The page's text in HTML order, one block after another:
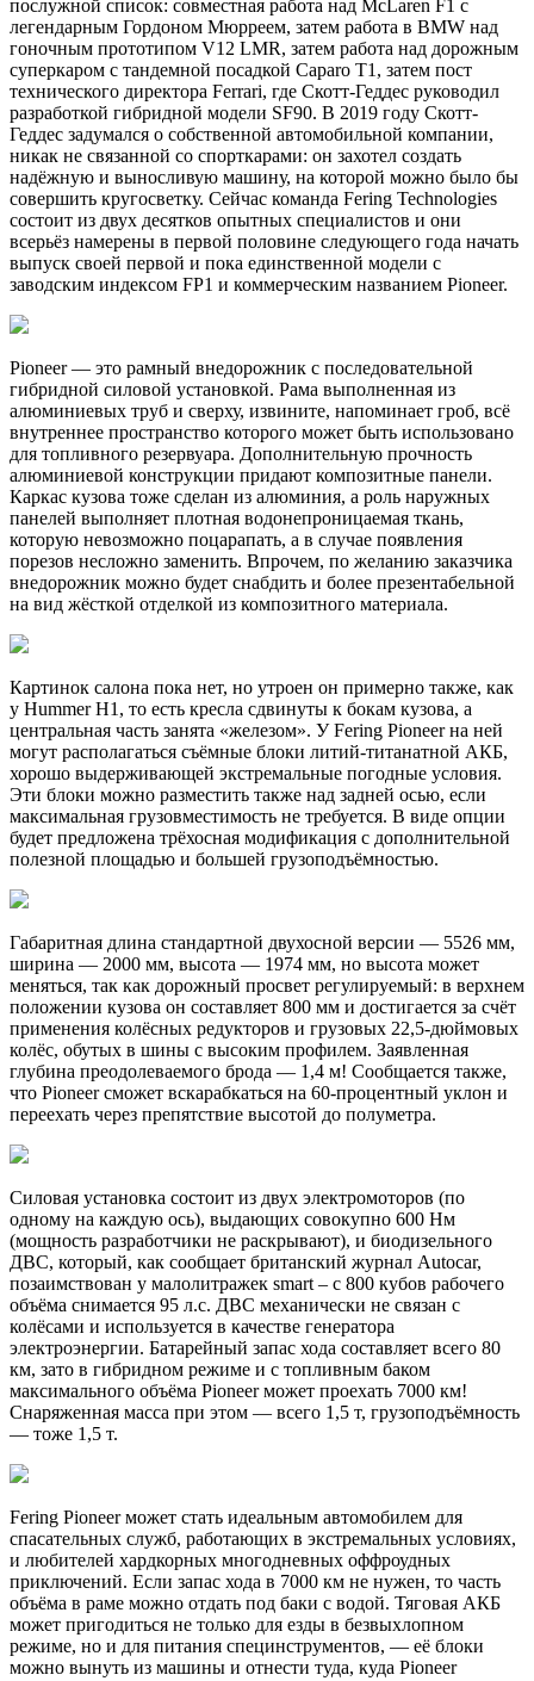
послужной список: совместная работа над McLaren F1 с
легендарным Гордоном Мюрреем, затем работа в BMW над
гоночным прототипом V12 LMR, затем работа над дорожным
суперкаром с тандемной посадкой Caparo T1, затем пост
технического директора Ferrari, где Скотт-Геддес руководил
разработкой гибридной модели SF90. В 2019 году Скотт-
Геддес задумался о собственной автомобильной компании,
никак не связанной со спорткарами: он захотел создать
надёжную и выносливую машину, на которой можно было бы
совершить кругосветку. Сейчас команда Fering Technologies
состоит из двух десятков опытных специалистов и они
всерьёз намерены в первой половине следующего года начать
выпуск своей первой и пока единственной модели с
заводским индексом FP1 и коммерческим названием Pioneer.
Pioneer — это рамный внедорожник с последовательной
гибридной силовой установкой. Рама выполненная из
алюминиевых труб и сверху, извините, напоминает гроб, всё
внутреннее пространство которого может быть использовано
для топливного резервуара. Дополнительную прочность
алюминиевой конструкции придают композитные панели.
Каркас кузова тоже сделан из алюминия, а роль наружных
панелей выполняет плотная водонепроницаемая ткань,
которую невозможно поцарапать, а в случае появления
порезов несложно заменить. Впрочем, по желанию заказчика
внедорожник можно будет снабдить и более презентабельной
на вид жёсткой отделкой из композитного материала.
Картинок салона пока нет, но утроен он примерно также, как
у Hummer H1, то есть кресла сдвинуты к бокам кузова, а
центральная часть занята «железом». У Fering Pioneer на ней
могут располагаться съёмные блоки литий-титанатной АКБ,
хорошо выдерживающей экстремальные погодные условия.
Эти блоки можно разместить также над задней осью, если
максимальная грузовместимость не требуется. В виде опции
будет предложена трёхосная модификация с дополнительной
полезной площадью и большей грузоподъёмностью.
Габаритная длина стандартной двухосной версии — 5526 мм,
ширина — 2000 мм, высота — 1974 мм, но высота может
меняться, так как дорожный просвет регулируемый: в верхнем
положении кузова он составляет 800 мм и достигается за счёт
применения колёсных редукторов и грузовых 22,5-дюймовых
колёс, обутых в шины с высоким профилем. Заявленная
глубина преодолеваемого брода — 1,4 м! Сообщается также,
что Pioneer сможет вскарабкаться на 60-процентный уклон и
переехать через препятствие высотой до полуметра.
Силовая установка состоит из двух электромоторов (по
одному на каждую ось), выдающих совокупно 600 Нм
(мощность разработчики не раскрывают), и биодизельного
ДВС, который, как сообщает британский журнал Autocar,
позаимствован у малолитражек smart – с 800 кубов рабочего
объёма снимается 95 л.с. ДВС механически не связан с
колёсами и используется в качестве генератора
электроэнергии. Батарейный запас хода составляет всего 80
км, зато в гибридном режиме и с топливным баком
максимального объёма Pioneer может проехать 7000 км!
Снаряженная масса при этом — всего 1,5 т, грузоподъёмность
— тоже 1,5 т.
Fering Pioneer может стать идеальным автомобилем для
спасательных служб, работающих в экстремальных условиях,
и любителей хардкорных многодневных оффроудных
приключений. Если запас хода в 7000 км не нужен, то часть
объёма в раме можно отдать под баки с водой. Тяговая АКБ
может пригодиться не только для езды в безвыхлопном
режиме, но и для питания специнструментов, — её блоки
можно вынуть из машины и отнести туда, куда Pioneer